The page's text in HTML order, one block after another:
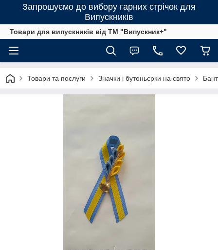
Запрошуємо до вибору гарних стрічок для
Випускників
Товари для випускників від ТМ "Випускник+"
Товари та послуги Значки і бутоньєрки на свято